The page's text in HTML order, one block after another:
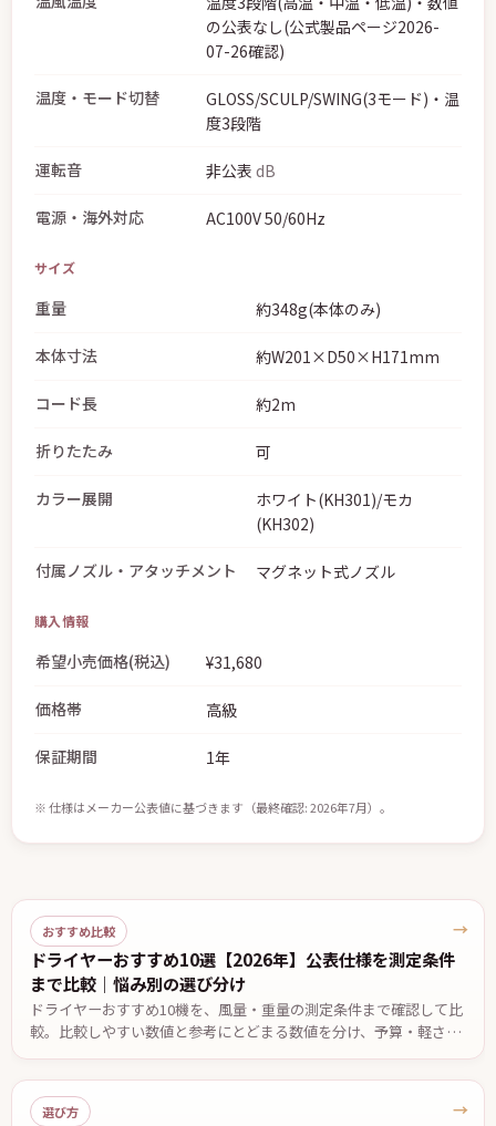
の公表なし(公式製品ページ2026-
07-26確認)
温度・モード切替
GLOSS/SCULP/SWING(3モード)・温
度3段階
運転音 非公表 dB
電源・海外対応 AC100V 50/60Hz
サイズ
重量 約348g(本体のみ)
本体寸法 約W201×D50×H171mm
コード長 約2m
折りたたみ 可
カラー展開
ホワイト(KH301)/モカ
(KH302)
付属ノズル・アタッチメント マグネット式ノズル
購入情報
希望小売価格(税込) ¥31,680
価格帯 高級
保証期間 1年
※ 仕様はメーカー公表値に基づきます（最終確認: 2026年7月）。
おすすめ比較
ドライヤーおすすめ10選【2026年】公表仕様を測定条件
まで比較｜悩み別の選び分け
ドライヤーおすすめ10機を、風量・重量の測定条件まで確認して比
較。比較しやすい数値と参考にとどまる数値を分け、予算・軽さ・
低温設定・温度自動制御など悩み別の候補と、2台で迷ったときの
決め手を公表仕様ベースでまとめました。価格は2026年7月29日確
認。
→
選び方 →